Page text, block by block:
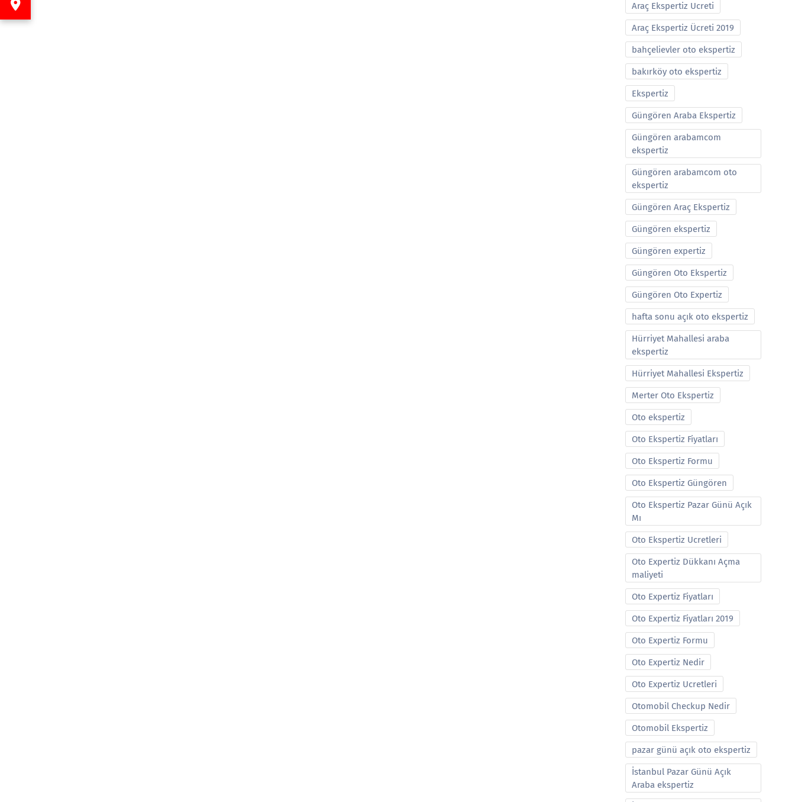
Araç Ekspertiz Ucreti
Araç Ekspertiz Ücreti 2019
bahçelievler oto ekspertiz
bakırköy oto ekspertiz
Ekspertiz
Güngören Araba Ekspertiz
Güngören arabamcom
ekspertiz
Güngören arabamcom oto
ekspertiz
Güngören Araç Ekspertiz
Güngören ekspertiz
Güngören expertiz
Güngören Oto Ekspertiz
Güngören Oto Expertiz
hafta sonu açık oto ekspertiz
Hürriyet Mahallesi araba
ekspertiz
Hürriyet Mahallesi Ekspertiz
Merter Oto Ekspertiz
Oto ekspertiz
Oto Ekspertiz Fiyatları
Oto Ekspertiz Formu
Oto Ekspertiz Güngören
Oto Ekspertiz Pazar Günü Açık
Mı
Oto Ekspertiz Ucretleri
Oto Expertiz Dükkanı Açma
maliyeti
Oto Expertiz Fiyatları
Oto Expertiz Fiyatları 2019
Oto Expertiz Formu
Oto Expertiz Nedir
Oto Expertiz Ucretleri
Otomobil Checkup Nedir
Otomobil Ekspertiz
pazar günü açık oto ekspertiz
İstanbul Pazar Günü Açık
Araba ekspertiz